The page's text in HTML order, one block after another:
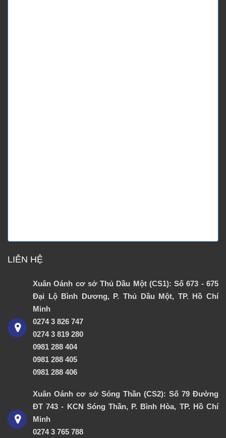
LIÊN HỆ
Xuân Oánh cơ sở Thủ Dầu Một (CS1): Số 673 - 675
Đại Lộ Bình Dương, P. Thủ Dầu Một, TP. Hồ Chí
Minh
0274 3 826 747
0274 3 819 280
0981 288 404
0981 288 405
0981 288 406
Xuân Oánh cơ sở Sóng Thần (CS2): Số 79 Đường
ĐT 743 - KCN Sóng Thần, P. Bình Hòa, TP. Hồ Chí
Minh
0274 3 765 788